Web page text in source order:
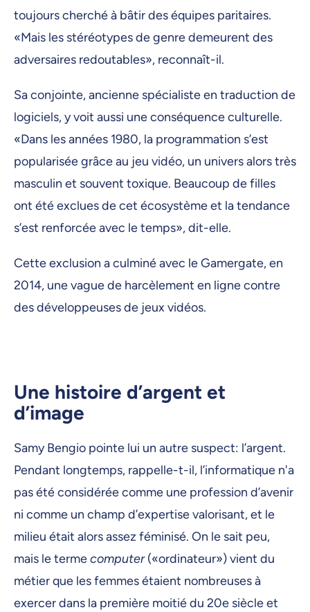
toujours cherché à bâtir des équipes paritaires.
«Mais les stéréotypes de genre demeurent des
adversaires redoutables», reconnaît-il.
Sa conjointe, ancienne spécialiste en traduction de
logiciels, y voit aussi une conséquence culturelle.
«Dans les années 1980, la programmation s’est
popularisée grâce au jeu vidéo, un univers alors très
masculin et souvent toxique. Beaucoup de filles
ont été exclues de cet écosystème et la tendance
s’est renforcée avec le temps», dit-elle.
Cette exclusion a culminé avec le Gamergate, en
2014, une vague de harcèlement en ligne contre
des développeuses de jeux vidéos.
Une histoire d’argent et
d’image
Samy Bengio pointe lui un autre suspect: l’argent.
Pendant longtemps, rappelle-t-il, l’informatique n'a
pas été considérée comme une profession d’avenir
ni comme un champ d’expertise valorisant, et le
milieu était alors assez féminisé. On le sait peu,
mais le termecomputer(«ordinateur») vient du
métier que les femmes étaient nombreuses à
exercer dans la première moitié du 20e siècle et